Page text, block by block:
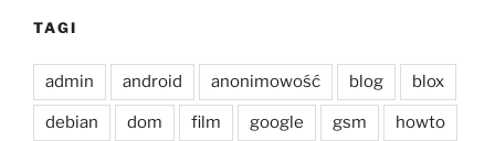
TAGI
admin android anonimowość blog blox
debian dom film google gsm howto